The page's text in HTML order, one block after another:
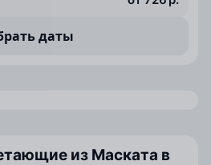
даты
из Маската в